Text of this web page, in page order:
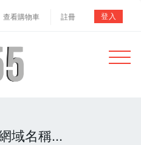
查看購物車 註冊 登入
Toggle
域名稱...